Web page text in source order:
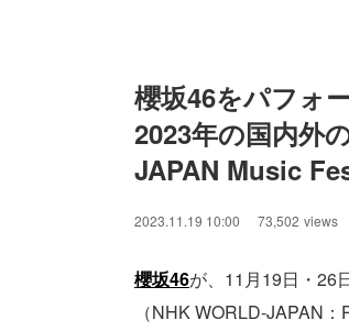
櫻坂46をパフォ
2023年の国内外
JAPAN Music
2023.11.19 10:00 73,502 views
櫻坂46が、11月19日・26
（NHK WORLD-JAPAN